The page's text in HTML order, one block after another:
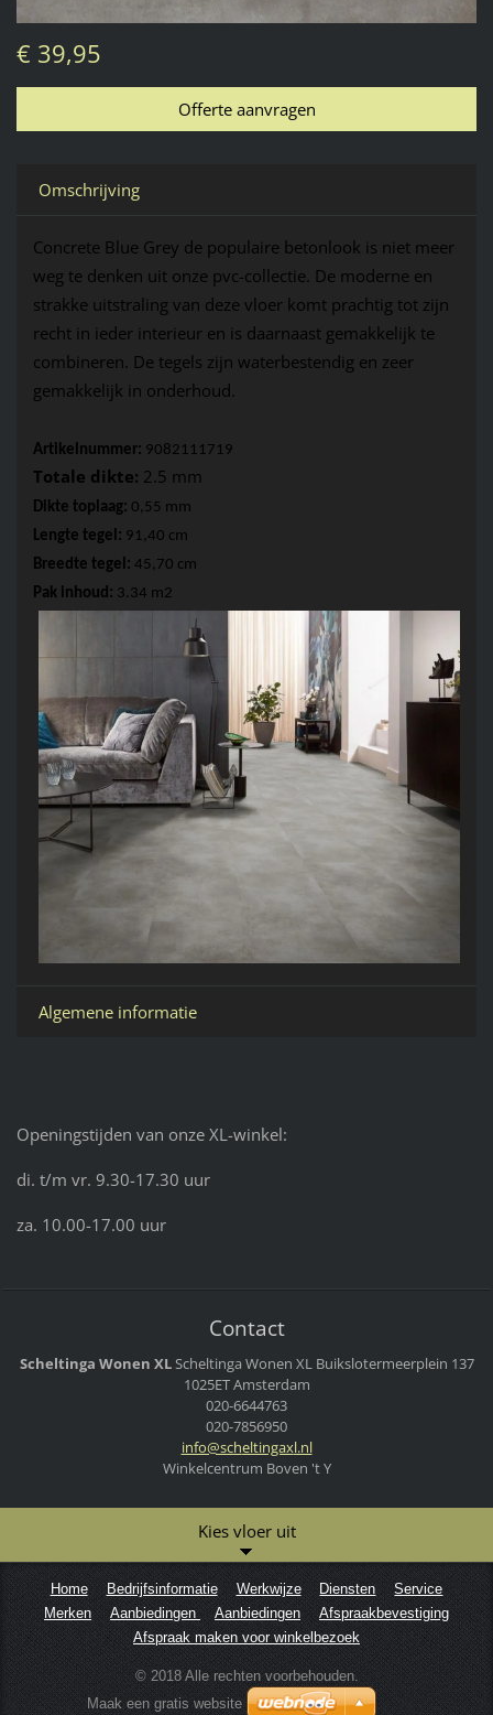
€ 39,95
Omschrijving
Concrete Blue Grey de populaire betonlook is niet meer
weg te denken uit onze pvc-collectie. De moderne en
strakke uitstraling van deze vloer komt prachtig tot zijn
recht in ieder interieur en is daarnaast gemakkelijk te
combineren. De tegels zijn waterbestendig en zeer
gemakkelijk in onderhoud.
Artikelnummer: 9082111719
Totale dikte: 2.5 mm
Dikte toplaag: 0,55 mm
Lengte tegel: 91,40 cm
Breedte tegel: 45,70 cm
Pak inhoud: 3.34 m2
Algemene informatie
Openingstijden van onze XL-winkel:
di. t/m vr. 9.30-17.30 uur
za. 10.00-17.00 uur
Contact
Scheltinga Wonen XLScheltinga Wonen XLBuikslotermeerplein 137
1025ET Amsterdam
020-6644763
020-7856950
info@scheltingaxl.nl
Winkelcentrum Boven 't Y
Kies vloer uit
Home Bedrijfsinformatie Werkwijze Diensten
Service
Merken
Aanbiedingen Aanbiedingen
Afspraakbevestiging
Afspraak maken voor winkelbezoek
© 2018 Alle rechten voorbehouden.
Maak een gratis website